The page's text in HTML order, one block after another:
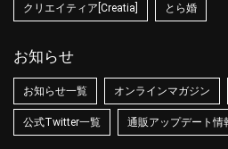
クリエイティア[Creatia] とら婚
お知らせ
お知らせ一覧 オンラインマガジン
公式Twitter一覧 通販アップデート情